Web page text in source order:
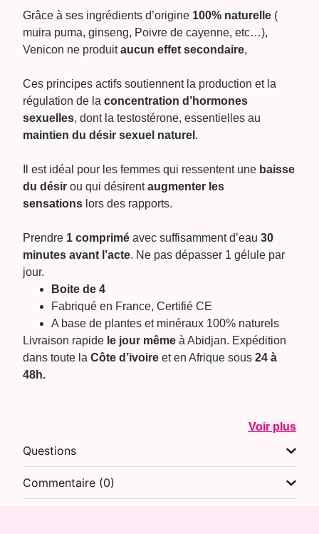
Grâce à ses ingrédients d’origine 100% naturelle (
muira puma, ginseng, Poivre de cayenne, etc…),
Venicon ne produitaucun effet secondaire,
Ces principes actifs soutiennent la production et la
régulation de laconcentration d’hormones
sexuelles, dont la testostérone, essentielles au
maintien du désir sexuel naturel .
Il est idéal pour les femmes qui ressentent une baisse
du désir ou qui désirentaugmenter les
sensations lors des rapports.
Prendre 1 comprimé avec suffisamment d’eau30
minutes avant l’acte. Ne pas dépasser 1 gélule par
jour.
Boite de 4
Fabriqué en France, Certifié CE
A base de plantes et minéraux 100% naturels
Livraison rapide le jour même à Abidjan. Expédition
dans toute laCôte d’ivoire et en Afrique sous24 à
48h.
Voir plus
Questions
Commentaire (0)